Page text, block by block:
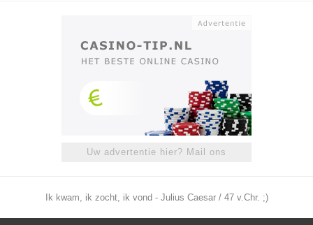
Uw advertentie hier? Mail ons
Ik kwam, ik zocht, ik vond - Julius Caesar / 47 v.Chr. ;)